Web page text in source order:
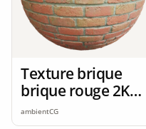
Texture brique
brique rouge 2K
seamless
ambientCG